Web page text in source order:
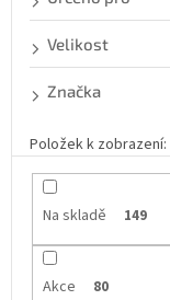
Na skladě 149
Akce 80
Velikost
Značka
Položek k zobrazení: